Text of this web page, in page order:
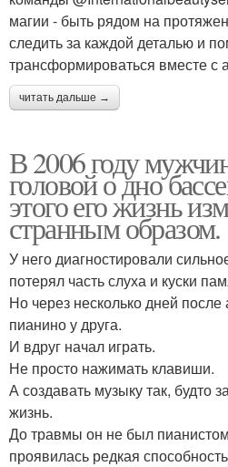
магии - быть рядом на
следить за каждой деталью и
трансформироваться вместе с
читать дальше →
В 2006 году
головой о дно
этого его жизнь
странным образом.
У него диагностировали
потерял часть слуха и куски
Но через несколько дней после
пианино у друга.
И вдруг начал играть.
Не просто нажимать клавиши.
А создавать музыку так, будто
жизнь.
До травмы он не был
проявилась редкая